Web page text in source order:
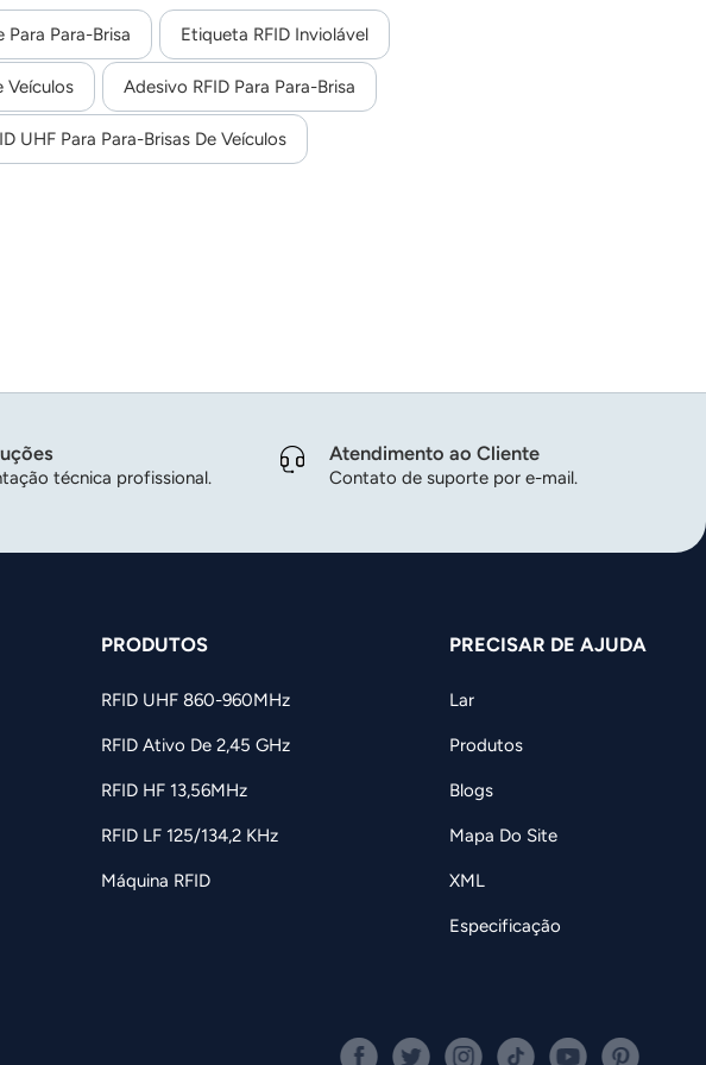
Para Para-Brisa Etiqueta RFID Inviolável
Veículos Adesivo RFID Para Para-Brisa
UHF Para Para-Brisas De Veículos
técnica profissional.
Atendimento ao Cliente
Contato de suporte por e-mail.
PRODUTOS
RFID UHF 860-960MHz
RFID Ativo De 2,45 GHz
RFID HF 13,56MHz
RFID LF 125/134,2 KHz
Máquina RFID
PRECISAR DE AJUDA
Lar
Produtos
Blogs
Mapa Do Site
XML
Especificação